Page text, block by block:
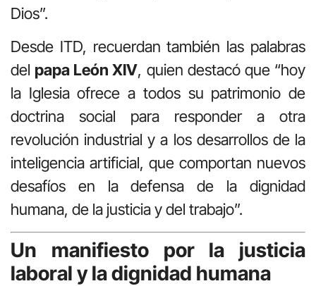
Dios”.
Desde ITD, recuerdan también las palabras
del papa León XIV, quien destacó que “hoy
la Iglesia ofrece a todos su patrimonio de
doctrina social para responder a otra
revolución industrial y a los desarrollos de la
inteligencia artificial, que comportan nuevos
desafíos en la defensa de la dignidad
humana, de la justicia y del trabajo”.
Un manifiesto por la justicia
laboral y la dignidad humana